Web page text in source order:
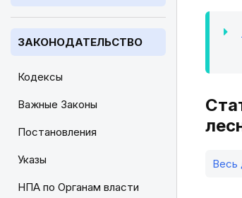
ЗАКОНОДАТЕЛЬСТВО
Кодексы
Важные Законы
Постановления
Указы
НПА по Органам власти
Весь